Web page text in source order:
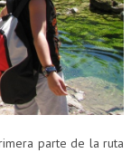
parte de la ruta